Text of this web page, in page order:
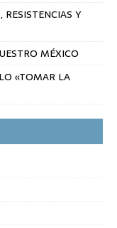
Y
MÉXICO
«TOMAR LA